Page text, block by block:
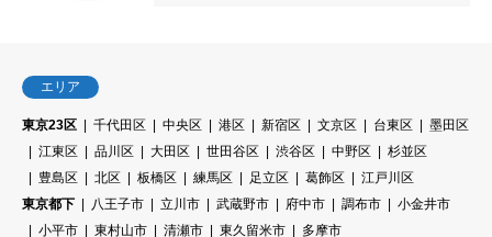
エリア
東京23区 千代田区 中央区 港区 新宿区 文京区 台東区
墨田区
江東区
品川区 大田区 世田谷区 渋谷区 中野区
杉並区
豊島区
北区 板橋区 練馬区 足立区 葛飾区
江戸川区
東京都下
八王子市 立川市 武蔵野市 府中市 調布市
小金井市
小平市
東村山市 清瀬市 東久留米市
多摩市